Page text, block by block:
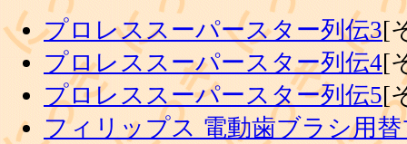
プロレススーパースター列伝3[
プロレススーパースター列伝4[
プロレススーパースター列伝5[
フィリップス 電動歯ブラシ用